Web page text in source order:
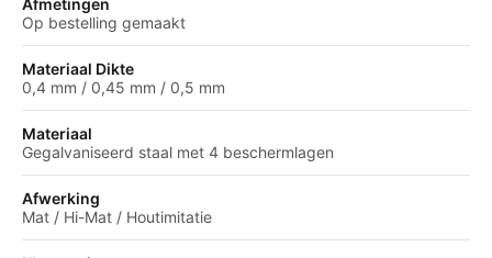
Afmetingen
Op bestelling gemaakt
Materiaal Dikte
0,4 mm / 0,45 mm / 0,5 mm
Materiaal
Gegalvaniseerd staal met 4 beschermlagen
Afwerking
Mat / Hi-Mat / Houtimitatie